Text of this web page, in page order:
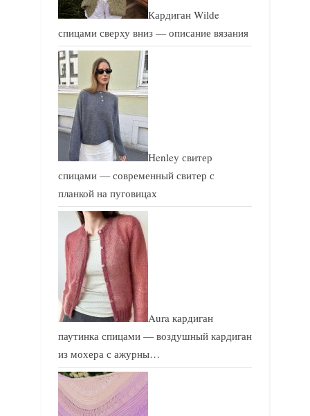
Кардиган Wilde
спицами сверху вниз — описание вязания
Henley свитер
спицами — современный свитер с
планкой на пуговицах
Aura кардиган
паутинка спицами — воздушный кардиган
из мохера с ажурны…